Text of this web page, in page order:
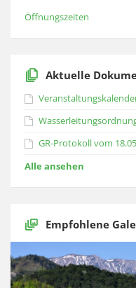
Öffnungszeiten
Aktuelle
GR-Protokoll vom
Alle ansehen
Empfohlene